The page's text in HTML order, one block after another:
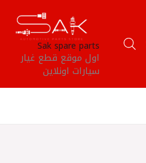
Sak spare parts
اول موقع قطع غيار
سيارات اونلاين